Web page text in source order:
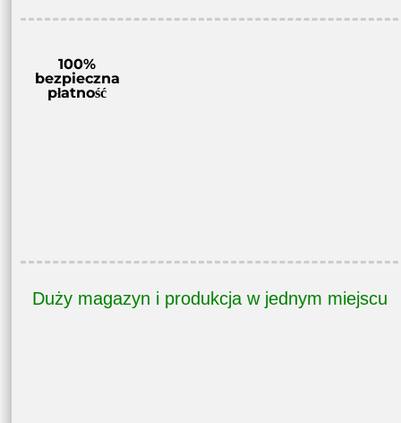
100%
bezpieczna
płatność
Duży magazyn i produkcja w jednym miejscu